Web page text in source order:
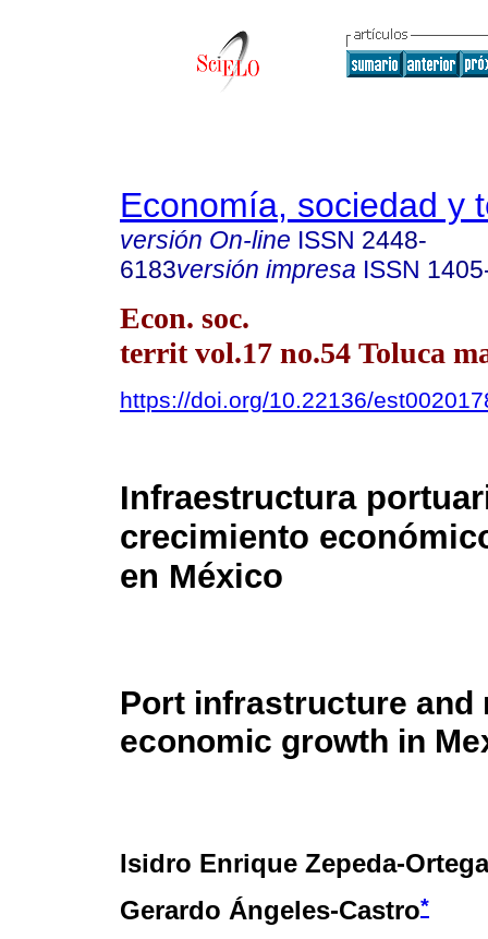
Economía, sociedad y
versión On-line ISSN 2448-
6183versión impresa ISSN
Econ. soc.
territ vol.17 no.54 Toluca
https://doi.org/10.22136/
Infraestructura
crecimiento
en México
Port infrastructure and
economic growth in
Isidro Enrique Zepeda-Ortega
Gerardo Ángeles-Castro*